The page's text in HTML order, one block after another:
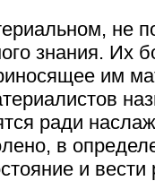
не
знания. Их
им
ради
в
и